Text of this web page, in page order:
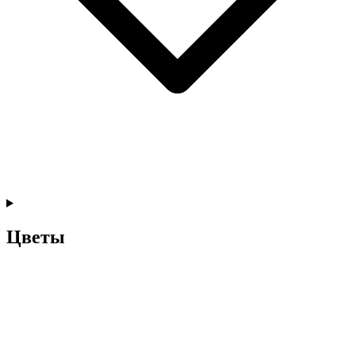
Цветы